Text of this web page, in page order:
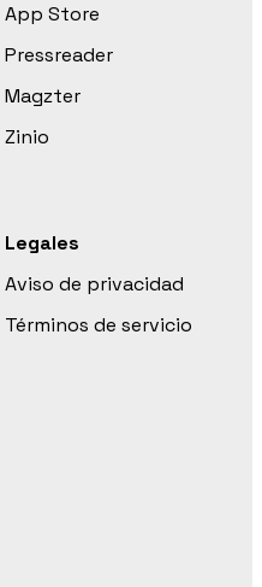
App Store
Pressreader
Magzter
Zinio
Legales
Aviso de privacidad
Términos de servicio